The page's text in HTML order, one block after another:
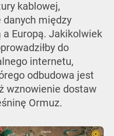
kablowej,
między
Europą. Jakikolwiek
do
internetu,
odbudowa jest
wznowienie dostaw
Ormuz.